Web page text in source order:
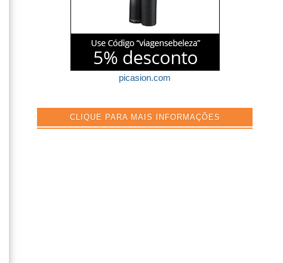
picasion.com
CLIQUE PARA MAIS INFORMAÇÕES